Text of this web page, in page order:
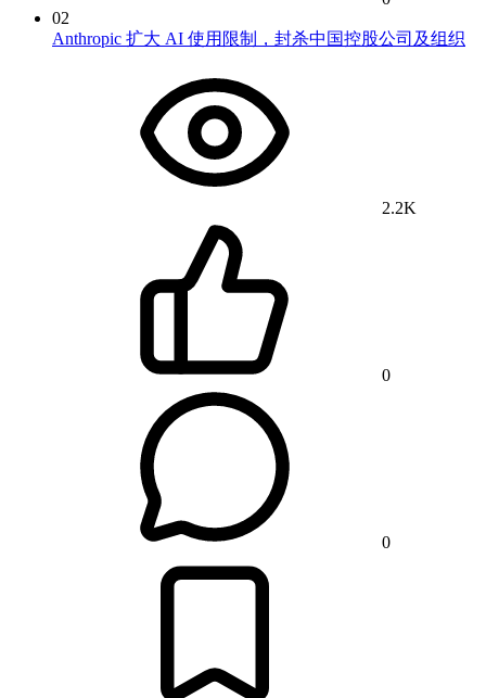
02
Anthropic 扩大 AI 使用限制，封杀中国控股公司及组织
2.2K
0
0